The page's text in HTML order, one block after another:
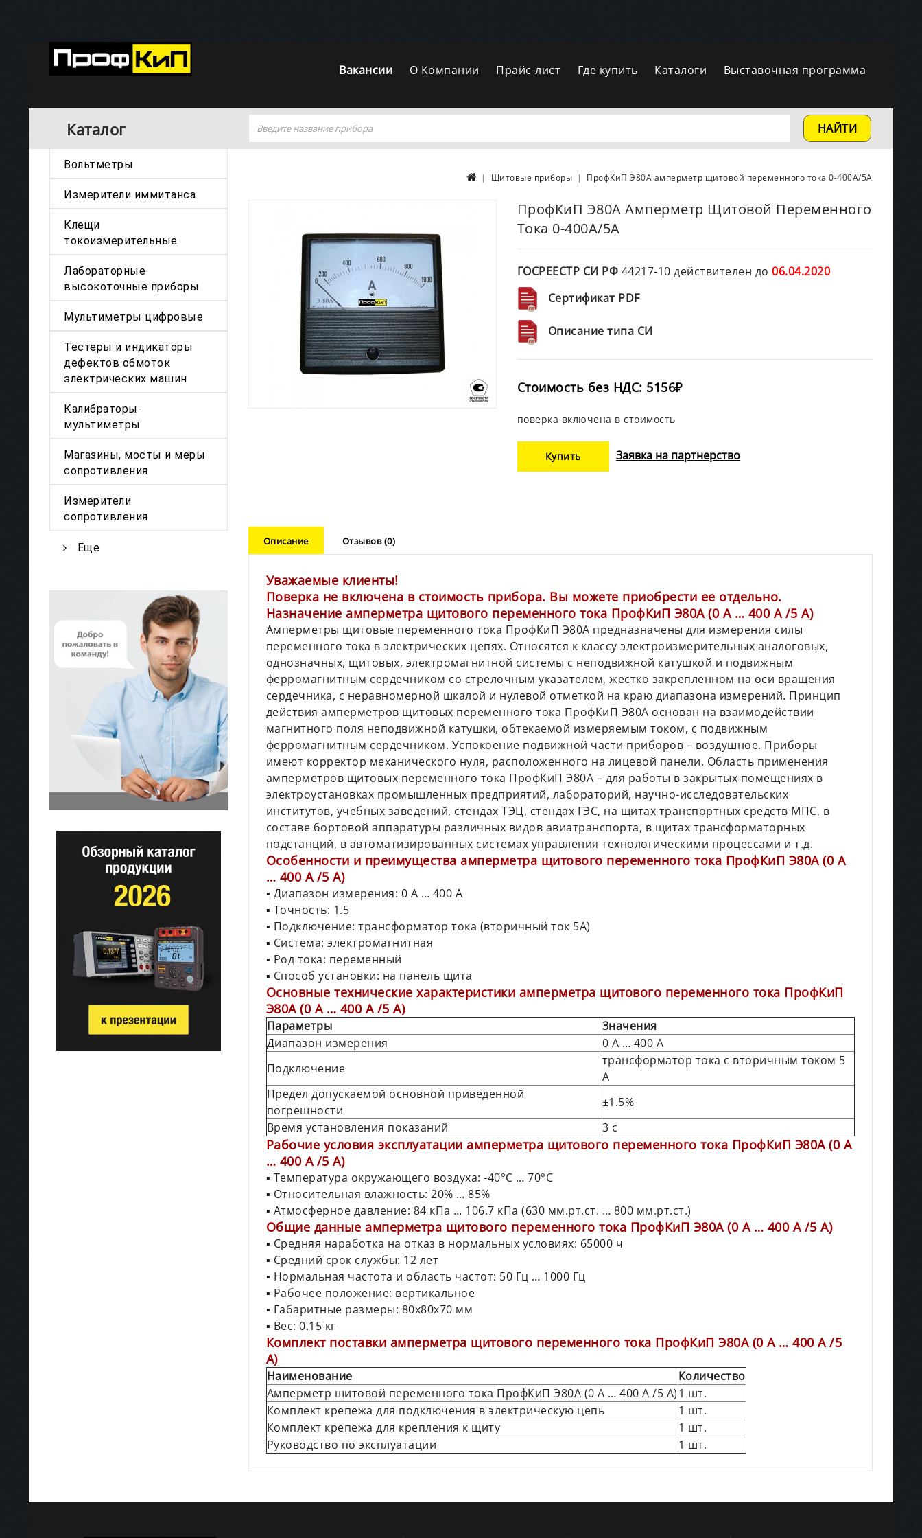
Вакансии О Компании Прайс-лист Где купить Каталоги Выставочная программа
НАЙТИ
Каталог
Вольтметры
Измерители иммитанса
Клещи
токоизмерительные
Лабораторные
высокоточные приборы
Мультиметры цифровые
Тестеры и индикаторы
дефектов обмоток
электрических машин
Калибраторы-
мультиметры
Магазины, мосты и меры
сопротивления
Измерители
сопротивления
Еще
Щитовые приборы ПрофКиП Э80А амперметр щитовой переменного тока 0-400А/5А
ПрофКиП Э80А Амперметр Щитовой Переменного
Тока 0-400А/5А
ГОСРЕЕСТР СИ РФ 44217-10 действителен до06.04.2020
Сертификат PDF
Описание типа СИ
Стоимость без НДС: 5156₽
поверка включена в стоимость
Купить Заявка на партнерство
Описание Отзывов (0)
Уважаемые клиенты!
Поверка не включена в стоимость прибора. Вы можете приобрести ее отдельно.
Назначение амперметра щитового переменного тока ПрофКиП Э80А (0 А … 400 А /5 А)
Амперметры щитовые переменного тока ПрофКиП Э80А предназначены для измерения силы
переменного тока в электрических цепях. Относятся к классу электроизмерительных аналоговых,
однозначных, щитовых, электромагнитной системы с неподвижной катушкой и подвижным
ферромагнитным сердечником со стрелочным указателем, жестко закрепленном на оси вращения
сердечника, с неравномерной шкалой и нулевой отметкой на краю диапазона измерений. Принцип
действия амперметров щитовых переменного тока ПрофКиП Э80А основан на взаимодействии
магнитного поля неподвижной катушки, обтекаемой измеряемым током, с подвижным
ферромагнитным сердечником. Успокоение подвижной части приборов – воздушное. Приборы
имеют корректор механического нуля, расположенного на лицевой панели. Область применения
амперметров щитовых переменного тока ПрофКиП Э80А – для работы в закрытых помещениях в
электроустановках промышленных предприятий, лабораторий, научно-исследовательских
институтов, учебных заведений, стендах ТЭЦ, стендах ГЭС, на щитах транспортных средств МПС, в
составе бортовой аппаратуры различных видов авиатранспорта, в щитах трансформаторных
подстанций, в автоматизированных системах управления технологическими процессами и т.д.
Особенности и преимущества амперметра щитового переменного тока ПрофКиП Э80А (0 А
… 400 А /5 А)
▪ Диапазон измерения: 0 А … 400 А
▪ Точность: 1.5
▪ Подключение: трансформатор тока (вторичный ток 5А)
▪ Система: электромагнитная
▪ Род тока: переменный
▪ Способ установки: на панель щита
Основные технические характеристики амперметра щитового переменного тока ПрофКиП
Э80А (0 А … 400 А /5 А)
Параметры
Значения
Диапазон измерения
0 А … 400 А
Подключение
трансформатор тока с вторичным током 5
А
Предел допускаемой основной приведенной
погрешности
±1.5%
Время установления показаний
3 с
Рабочие условия эксплуатации амперметра щитового переменного тока ПрофКиП Э80А (0 А
… 400 А /5 А)
▪ Температура окружающего воздуха: -40°С … 70°С
▪ Относительная влажность: 20% … 85%
▪ Атмосферное давление: 84 кПа … 106.7 кПа (630 мм.рт.ст. … 800 мм.рт.ст.)
Общие данные амперметра щитового переменного тока ПрофКиП Э80А (0 А … 400 А /5 А)
▪ Средняя наработка на отказ в нормальных условиях: 65000 ч
▪ Средний срок службы: 12 лет
▪ Нормальная частота и область частот: 50 Гц … 1000 Гц
▪ Рабочее положение: вертикальное
▪ Габаритные размеры: 80х80х70 мм
▪ Вес: 0.15 кг
Комплект поставки амперметра щитового переменного тока ПрофКиП Э80А (0 А … 400 А /5
А)
Наименование
Количество
Амперметр щитовой переменного тока ПрофКиП Э80А (0 А … 400 А /5 А)1 шт.
Комплект крепежа для подключения в электрическую цепь
1 шт.
Комплект крепежа для крепления к щиту
1 шт.
Руководство по эксплуатации
1 шт.